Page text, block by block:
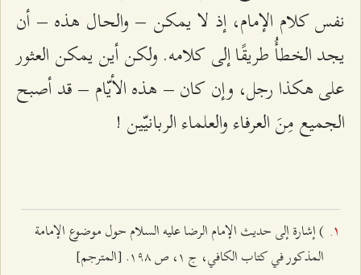
نفس كلام الإمام، إذ لا يمكن – والحال هذه – أن
يجد الخطأُ طريقًا إلى كلامه. ولكن أين يمكن العثور
على هكذا رجل، وإن كان – هذه الأيّام – قد أصبح
الجميع مِنَ العرفاء والعلماء الربانيّين !
) إشارة إلى حديث الإمام الرضا عليه السلام حول موضوع الإمامة
المذكور في كتاب الكافي، ج ۱، ص ۱٩۸. [المترجم]